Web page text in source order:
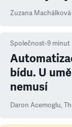
Zuzana Machálková
Společnost•9 minut
bídu. U
nemusí
Daron Acemoglu,